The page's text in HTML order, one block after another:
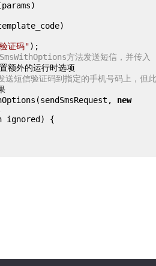
证码"
方法发送短信，并传入
短信验证码到指定的手机号码上，但
new
ignored) {